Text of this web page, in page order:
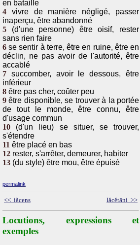
en bataille
4
vivre de manière négligé, passer
inaperçu, être abandonné
5
(d'une personne) être oisif, rester
sans rien faire
6 se sentir à terre, être en ruine, être en
déclin, ne pas avoir de l'autorité, être
accablé
7 succomber, avoir le dessous, être
inférieur
8 être pas cher, coûter peu
9 être disponible, se trouver à la portée
de tout le monde, être connu, être
d'usage commun
10
(d'un lieu) se situer, se trouver,
s'étendre
11 être placé en bas
12 rester, s'arrêter, demeurer, habiter
13 (du style) être mou, être épuisé
permalink
<< iăcens Iăcĕtāni >>
Locutions, expressions et
exemples